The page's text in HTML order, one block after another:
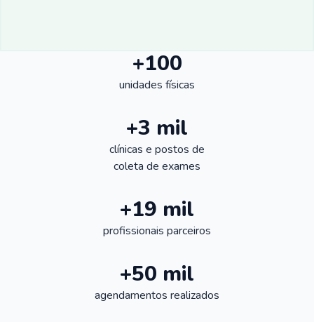
+100
unidades físicas
+3 mil
clínicas e postos de
coleta de exames
+19 mil
profissionais parceiros
+50 mil
agendamentos realizados